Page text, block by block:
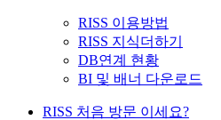
RISS 이용방법
RISS 지식더하기
DB연계 현황
BI 및 배너 다운로드
RISS 처음 방문 이세요?